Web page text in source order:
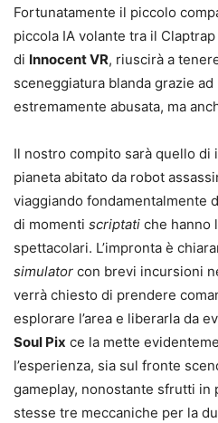
Fortunatamente il piccolo
piccola IA volante tra il Claptrap
di Innocent VR, riuscirà a
sceneggiatura blanda grazie
estremamente abusata, ma
Il nostro compito sarà quello
pianeta abitato da robot
viaggiando fondamentalmente
di momenti scriptati che hanno
spettacolari. L’impronta è
simulator con brevi incursioni
verrà chiesto di prendere
esplorare l’area e liberarla da
Soul Pix ce la mette
l’esperienza, sia sul fronte
gameplay, nonostante sfrutti in
stesse tre meccaniche per la